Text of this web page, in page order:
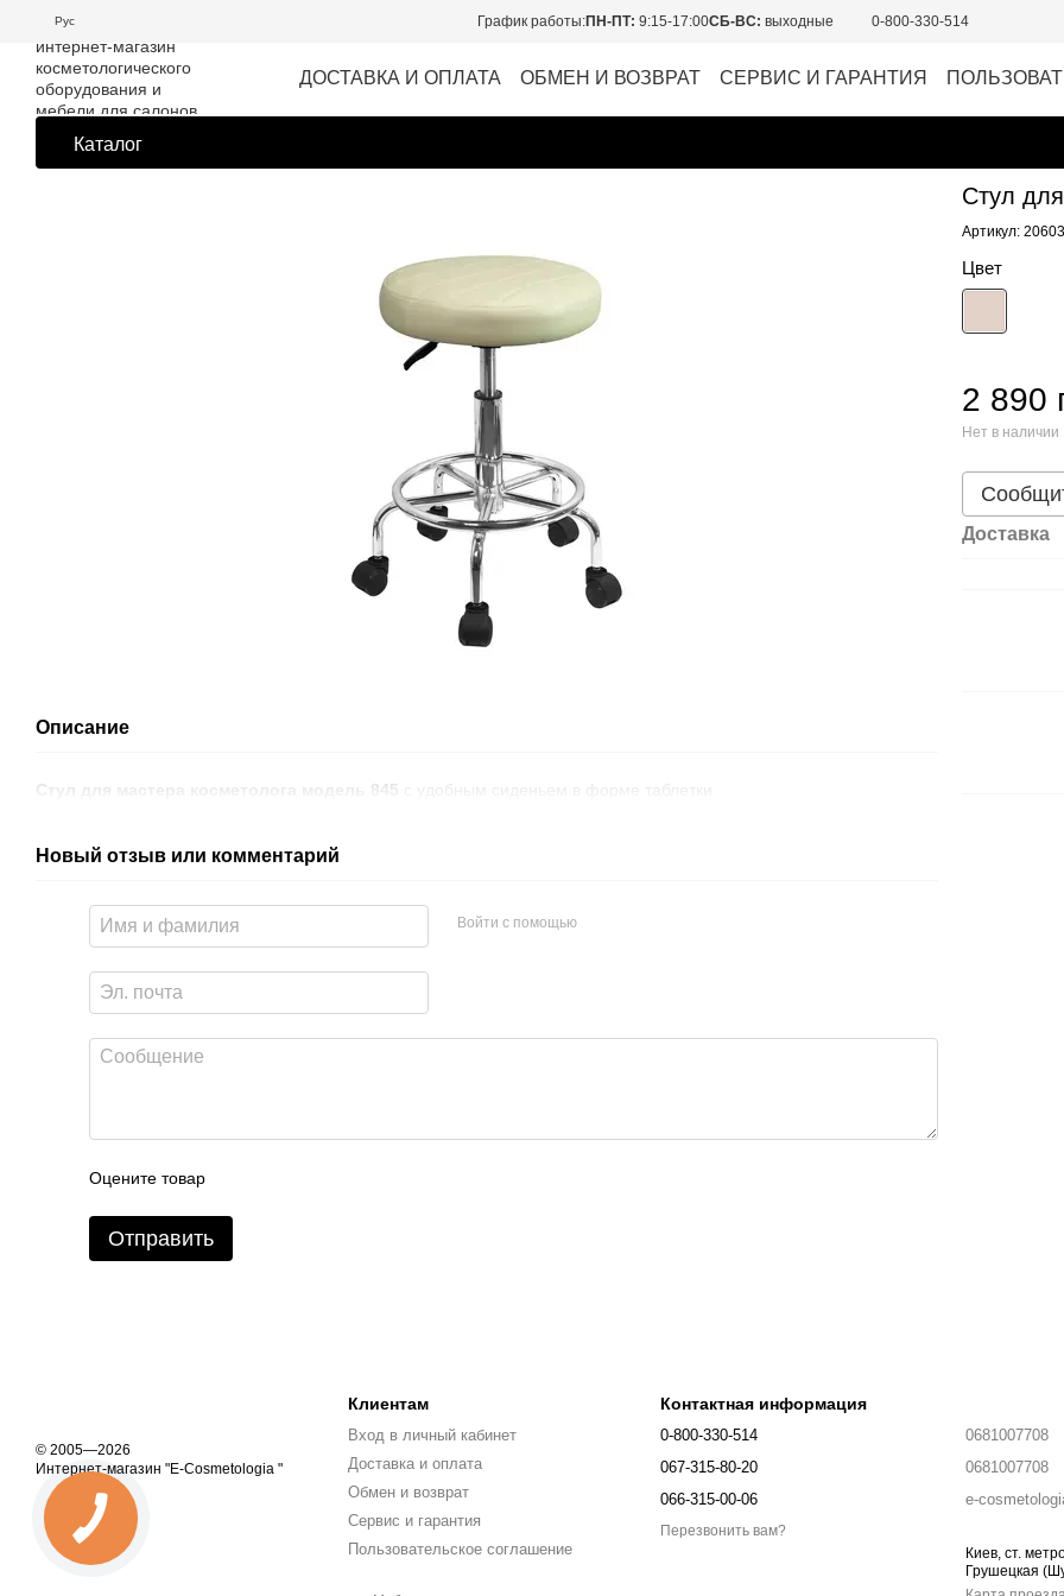
Перейти к основному контенту
Рус График работы:ПН-ПТ: 9:15-17:00СБ-ВС: выходные 0-800-330-514
ДОСТАВКА И ОПЛАТА ОБМЕН И ВОЗВРАТ СЕРВИС И ГАРАНТИЯ
Каталог
Описание
Стул для мастера косметолога модель 845 с удобным сиденьем в форме таблетки.
Новый отзыв или комментарий
Войти с помощью
Оцените товар
Отправить
Стул
Артикул:
Цвет
2 890
Нет в наличии
Доставка
© 2005—2026
Интернет-магазин "E-Cosmetologia "
Клиентам
Вход в личный кабинет
Доставка и оплата
Обмен и возврат
Сервис и гарантия
Пользовательское соглашение
Контактная информация
0-800-330-514
067-315-80-20
066-315-00-06
Перезвонить вам?
0681007708
0681007708
e-
Киев, ст.
Грушецкая